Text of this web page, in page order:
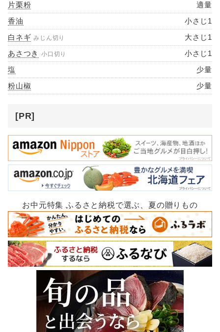
片栗粉
適量
香油
小さじ1
白ネギ みじん切り
大さじ1
あさつき
小口切り
小さじ1
塩
少量
粉山椒
少量
[PR]
お中元特集 ふるさと納税で選ぶ、夏の贈りもの